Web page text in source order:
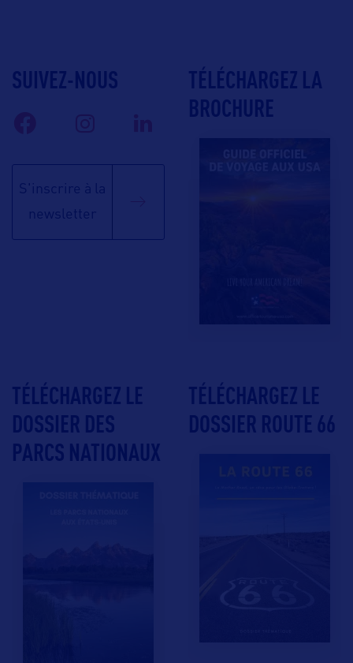
SUIVEZ-NOUS
S'inscrire à la
newsletter
TÉLÉCHARGEZ LA
BROCHURE
TÉLÉCHARGEZ LE
DOSSIER DES
PARCS NATIONAUX
TÉLÉCHARGEZ LE
DOSSIER ROUTE 66